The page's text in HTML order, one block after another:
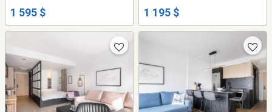
1 595 $ 1 195 $